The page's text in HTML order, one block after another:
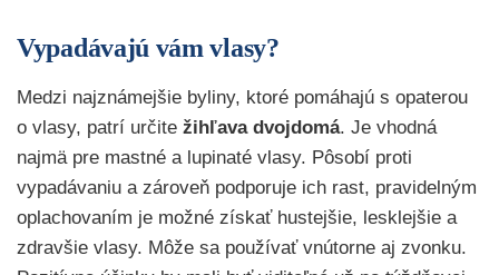
Vypadávajú vám vlasy?
Medzi najznámejšie byliny, ktoré pomáhajú s opaterou
o vlasy, patrí určite žihľava dvojdomá. Je vhodná
najmä pre mastné a lupinaté vlasy. Pôsobí proti
vypadávaniu a zároveň podporuje ich rast, pravidelným
oplachovaním je možné získať hustejšie, lesklejšie a
zdravšie vlasy. Môže sa používať vnútorne aj zvonku.